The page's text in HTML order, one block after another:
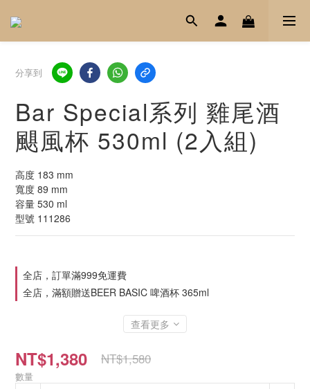
分享到
Bar Special系列 雞尾酒
颶風杯 530ml (2入組)
高度 183 mm
寬度 89 mm
容量 530 ml
型號 111286
全店，訂單滿999免運費
全店，滿額贈送BEER BASIC 啤酒杯 365ml
查看更多
NT$1,380 NT$1,580
數量